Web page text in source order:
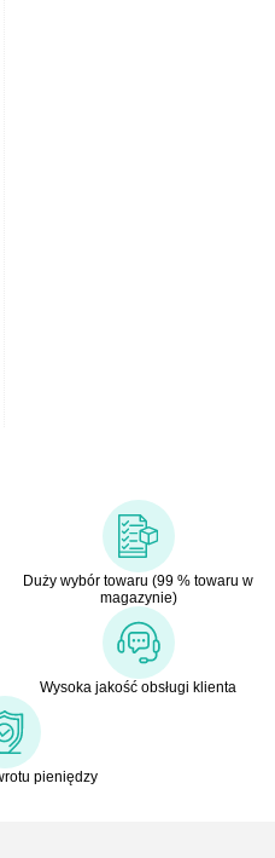
Duży wybór towaru (99 % towaru w
magazynie)
Wysoka jakość obsługi klienta
pieniędzy